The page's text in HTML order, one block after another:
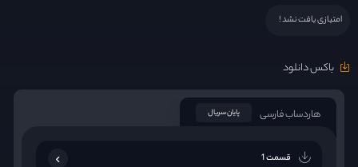
امتیازی یافت نشد !
باکس دانلود
هاردساب فارسی پایان سریال
قسمت 1